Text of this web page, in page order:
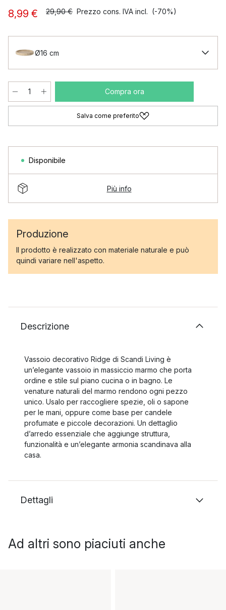
8,99 € 29,90 € Prezzo cons. IVA incl. (-70%)
Ø16 cm
Compra ora
Salva come preferito
Disponibile
Più info
Produzione
Il prodotto è realizzato con materiale naturale e può
quindi variare nell'aspetto.
Descrizione
Vassoio decorativo Ridge di Scandi Living è
un’elegante vassoio in massiccio marmo che porta
ordine e stile sul piano cucina o in bagno. Le
venature naturali del marmo rendono ogni pezzo
unico. Usalo per raccogliere spezie, oli o sapone
per le mani, oppure come base per candele
profumate e piccole decorazioni. Un dettaglio
d’arredo essenziale che aggiunge struttura,
funzionalità e un’elegante armonia scandinava alla
casa.
Dettagli
Ad altri sono piaciuti anche